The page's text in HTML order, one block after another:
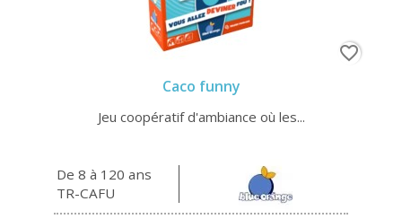
Caco funny
Jeu coopératif d'ambiance où les...
De 8 à 120 ans
TR-CAFU
favorite_border